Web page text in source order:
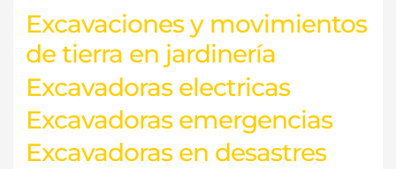
Excavaciones y movimientos
de tierra en jardinería
Excavadoras electricas
Excavadoras emergencias
Excavadoras en desastres